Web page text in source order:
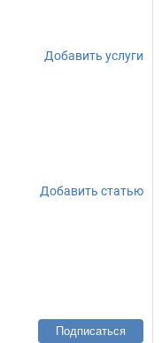
Добавить услуги
Добавить статью
Подписаться